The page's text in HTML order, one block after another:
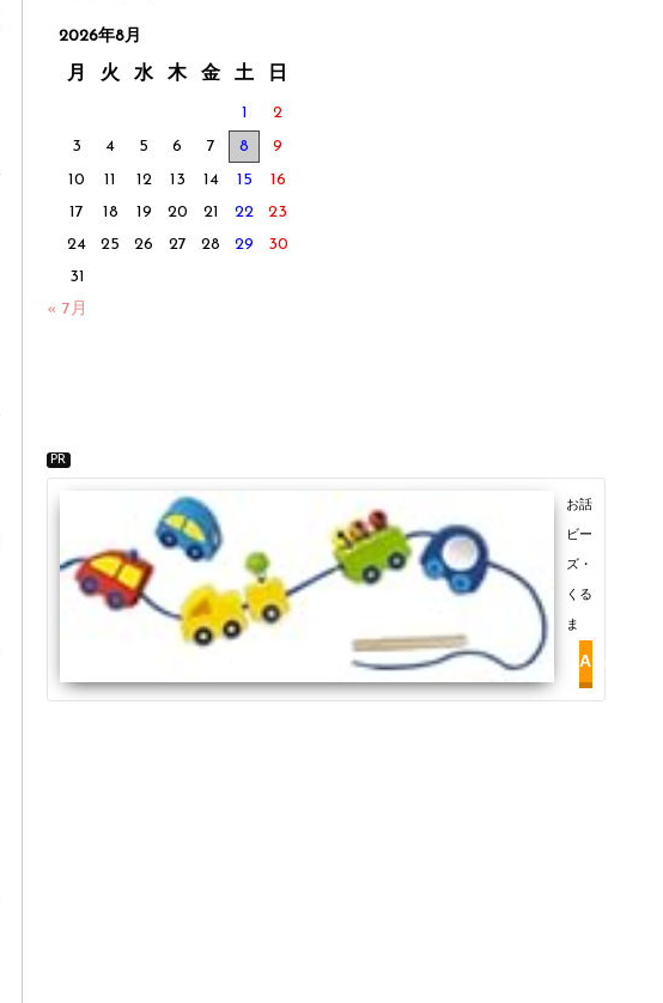
2026年8月
月 火 水 木 金 土 日
1
2
3
4 5 6 7 8
9
10
11 12 13 14 15
16
17
18 19 20 21 22
23
24
25 26 27 28 29
30
31
« 7月
PR
お話
ビー
ズ・
くる
ま
Amazon